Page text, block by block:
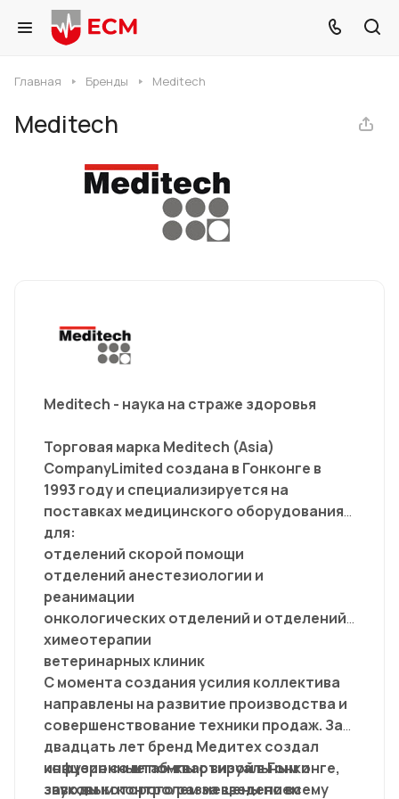
Главная Бренды Meditech
Meditech
Meditech - наука на страже здоровья
Торговая марка Meditech (Asia)
CompanyLimited создана в Гонконге в
1993 году и специализируется на
поставках медицинского оборудования
для:
отделений скорой помощи
отделений анестезиологии и
реанимации
онкологических отделений и отделений
химеотерапии
ветеринарных клиник
С момента создания усилия коллектива
направлены на развитие производства и
совершенствование техники продаж. За
двадцать лет бренд Медитех создал
концерн со штаб-квартирой в Гонконге,
заводы которого размещены по всему
инфузионные помпы с визуальным и
звуковым контролем за введением